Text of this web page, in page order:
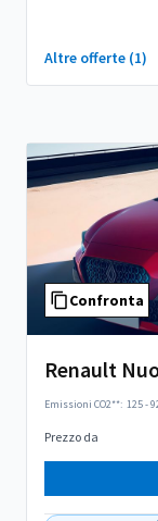
Altre offerte (1)
Confronta
Renault
Emissioni CO2**: 125 -
Prezzo da